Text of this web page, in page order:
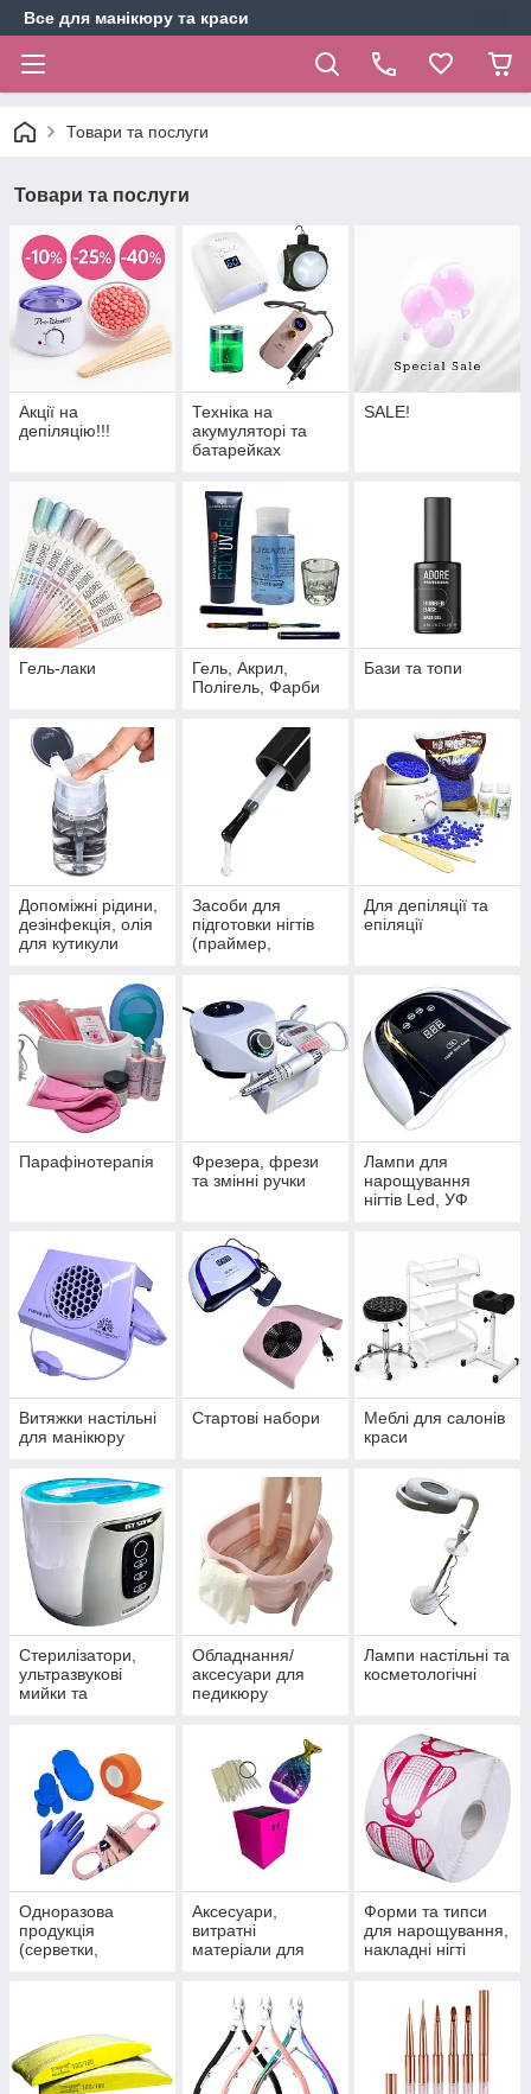
Все для манікюру та краси
Товари та послуги
Товари та послуги
Акції на
депіляцію!!!
Техніка на
акумуляторі та
батарейках
SALE!
Гель-лаки
Гель, Акрил,
Полігель, Фарби
Бази та топи
Допоміжні рідини,
дезінфекція, олія
для кутикули
Засоби для
підготовки нігтів
(праймер,
Для депіляції та
епіляції
Парафінотерапія
Фрезера, фрези
та змінні ручки
Лампи для
нарощування
нігтів Led, УФ
Витяжки настільні
для манікюру
Стартові набори
Меблі для салонів
краси
Стерилізатори,
ультразвукові
мийки та
Обладнання/
аксесуари для
педикюру
Лампи настільні та
косметологічні
Одноразова
продукція
(серветки,
Аксесуари,
витратні
матеріали для
Форми та типси
для нарощування,
накладні нігті